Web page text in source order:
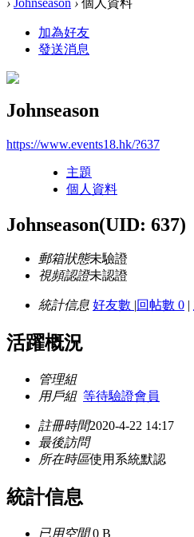
加為好友
發送消息
Johnseason
https://www.events18.hk/?637
主題
個人資料
Johnseason(UID: 637)
郵箱狀態未驗證
視頻認證未認證
統計信息 好友數 |回帖數 0 |
活躍概況
管理組
用戶組 等待驗證會員
註冊時間2020-4-22 14:17
最後訪問
所在時區使用系統默認
統計信息
已用空間0 B